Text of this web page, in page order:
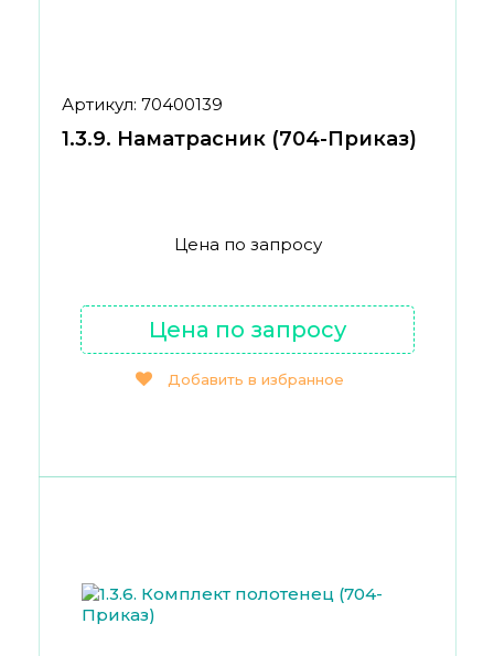
Артикул: 70400139
1.3.9. Наматрасник (704-Приказ)
Цена по запросу
Цена по запросу
Добавить в избранное